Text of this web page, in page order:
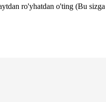
ro'yhatdan o'ting (Bu